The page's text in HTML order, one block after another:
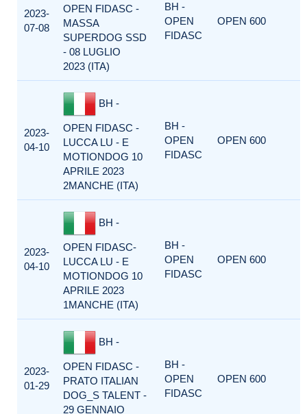
2023-
07-08
OPEN FIDASC -
MASSA
SUPERDOG SSD
- 08 LUGLIO
2023 (ITA)
BH -
OPEN
FIDASC
OPEN 600
2023-
04-10
BH -
OPEN FIDASC -
LUCCA LU - E
MOTIONDOG 10
APRILE 2023
2MANCHE (ITA)
BH -
OPEN
FIDASC
OPEN 600
2023-
04-10
BH -
OPEN FIDASC-
LUCCA LU - E
MOTIONDOG 10
APRILE 2023
1MANCHE (ITA)
BH -
OPEN
FIDASC
OPEN 600
2023-
01-29
BH -
OPEN FIDASC -
PRATO ITALIAN
DOG_S TALENT -
29 GENNAIO
BH -
OPEN
FIDASC
OPEN 600